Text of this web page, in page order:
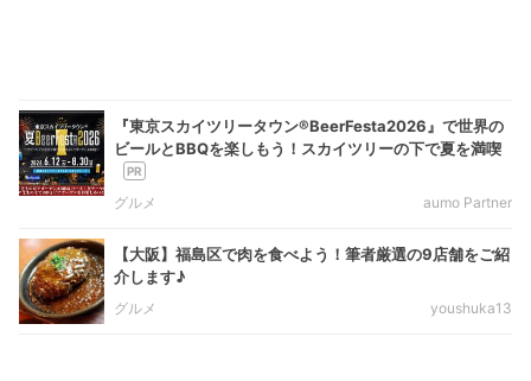
『東京スカイツリータウン®BeerFesta2026』で世界の
ビールとBBQを楽しもう！スカイツリーの下で夏を満喫
グルメ aumo Partner
【大阪】福島区で肉を食べよう！筆者厳選の9店舗をご紹
介します♪
グルメ youshuka13